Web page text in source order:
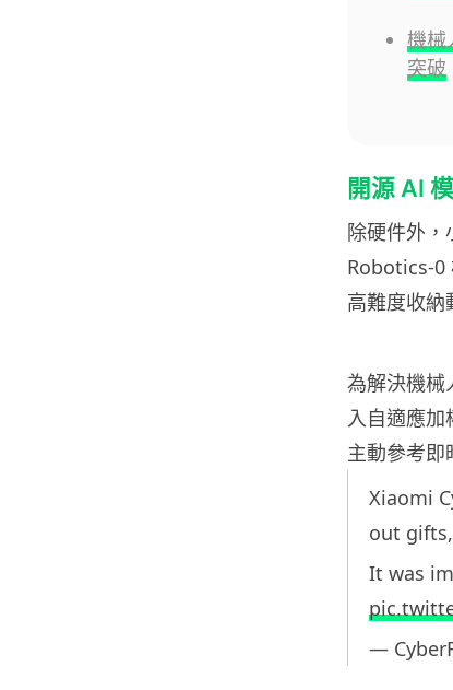
機械
突破
開源 AI
除硬件外
Robotics-0
高難度收納
為解決機械
入自適應加
主動參考即
Xiaomi
out
It was
—